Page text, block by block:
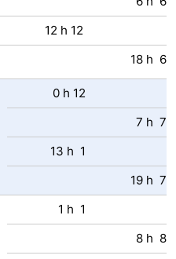
12 h 12
18 h 6
0 h 12
7 h 7
13 h 1
19 h 7
1 h 1
8 h 8